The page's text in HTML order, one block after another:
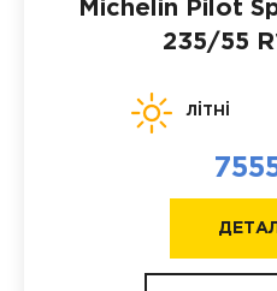
Michelin Pilot
235/55
літні